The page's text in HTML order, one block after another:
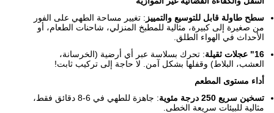
سطح طاولة قابل للتوسيع والتمييز : تغيير مساحة الطهي على الفور
من صغيرة إلى كبيرة، مثالية للمطبخ المنزلي، شاحنات الطعام، أو
الأحداث في الهواء الطلق.
16" عجلات ثقيلة
: تحرك بسلاسة عبر أي أرضية (الخرسانة،
العشب، البلاط) وقفلها بشكل آمن. لا حاجة إلى تركيب ثابت!
أداء مستوى المطعم
تسخين سريع 250 درجة مئوية
: جاهزة للطهي في 6-8 دقائق فقط،
مثالية للبيئات سريعة الخطى.